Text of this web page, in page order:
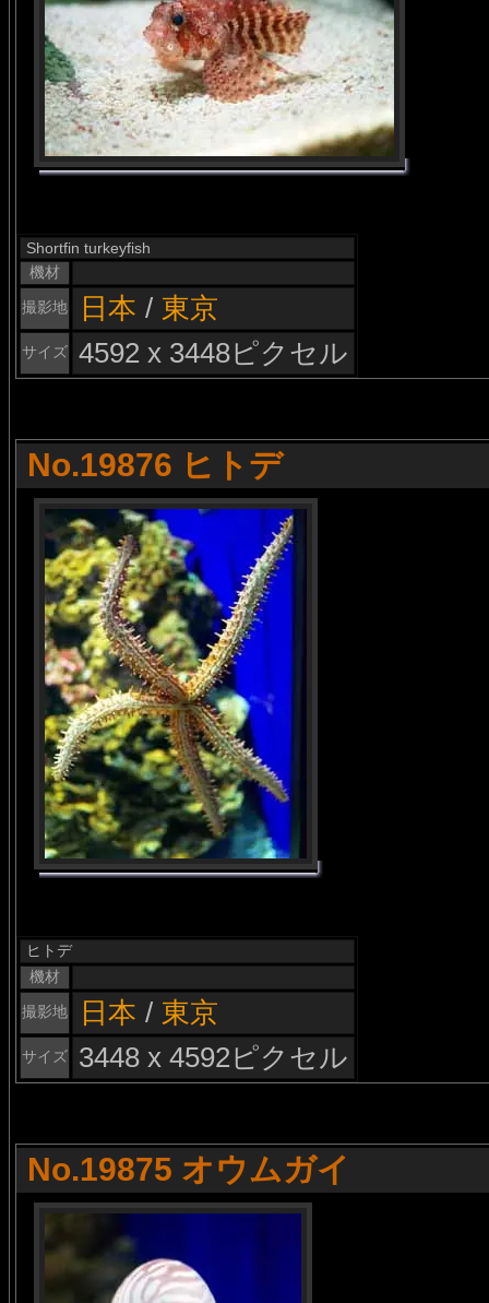
Shortfin turkeyfish
機材
撮影地
日本 / 東京
サイズ 4592 x 3448ピクセル
No.19876 ヒトデ
ヒトデ
機材
撮影地
日本 / 東京
サイズ 3448 x 4592ピクセル
No.19875 オウムガイ